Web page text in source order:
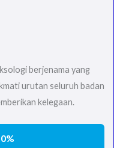
berjenama yang
urutan seluruh badan
kelegaan.